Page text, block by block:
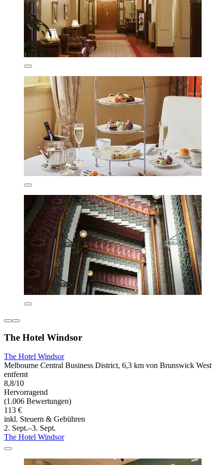
The Hotel Windsor
The Hotel Windsor
Melbourne Central Business District, 6,3 km von Brunswick West
entfernt
8,8/10
Hervorragend
(1.006 Bewertungen)
113 €
inkl. Steuern & Gebühren
2. Sept.–3. Sept.
The Hotel Windsor